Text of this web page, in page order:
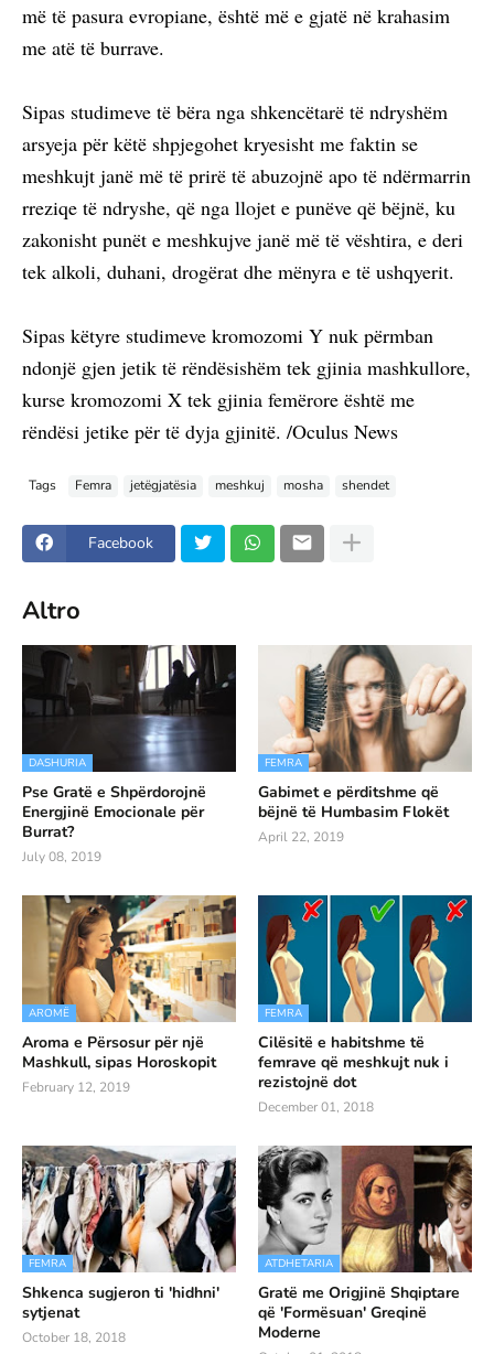
më të pasura evropiane, është më e gjatë në krahasim
me atë të burrave.
Sipas studimeve të bëra nga shkencëtarë të ndryshëm
arsyeja për këtë shpjegohet kryesisht me faktin se
meshkujt janë më të prirë të abuzojnë apo të ndërmarrin
rreziqe të ndryshe, që nga llojet e punëve që bëjnë, ku
zakonisht punët e meshkujve janë më të vështira, e deri
tek alkoli, duhani, drogërat dhe mënyra e të ushqyerit.
Sipas këtyre studimeve kromozomi Y nuk përmban
ndonjë gjen jetik të rëndësishëm tek gjinia mashkullore,
kurse kromozomi X tek gjinia femërore është me
rëndësi jetike për të dyja gjinitë. /Oculus News
Tags Femra jetëgjatësia meshkuj mosha shendet
Facebook
Altro
DASHURIA
Pse Gratë e Shpërdorojnë
Energjinë Emocionale për
Burrat?
July 08, 2019
FEMRA
Gabimet e përditshme që
bëjnë të Humbasim Flokët
April 22, 2019
AROMË
Aroma e Përsosur për një
Mashkull, sipas Horoskopit
February 12, 2019
FEMRA
Cilësitë e habitshme të
femrave që meshkujt nuk i
rezistojnë dot
December 01, 2018
FEMRA
Shkenca sugjeron ti 'hidhni'
sytjenat
October 18, 2018
ATDHETARIA
Gratë me Origjinë Shqiptare
që 'Formësuan' Greqinë
Moderne